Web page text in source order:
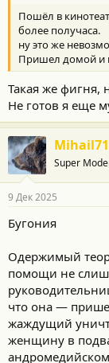
Пошёл в
более получаса.
ну это же
Пришел домой и
Такая же фигня,
Не готов я еще
Mihail71
Super
9 Дек 2025
Бугония
Одержимый
помощи не
что она —
жаждущий
женщину в